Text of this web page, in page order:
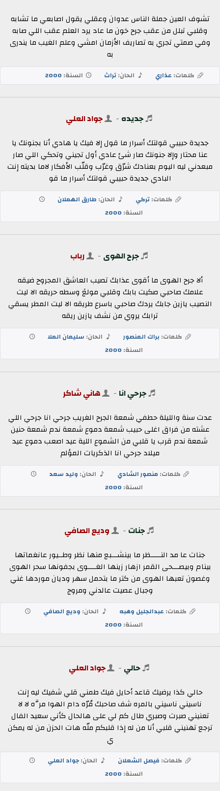
تشوف العين جملة الناس عدوان وعقلي يقول اصابعي ما تشابه
وقلبي تبلل من عقب جرح خون ما عاد يرد العلم عقب اللي صابه
وفي صمتي تجري به تصاريف الأزمان امشي وعلم الغيب ما يندرى
به
كلمات: عذاري الحان:تراث السنة: 2000
جديده - جواد العلي
جديدة حبيبي قولتك أسرار ما قول إلا فيك يا هادي أنا بجنونك يا
عنا محتار وإلا جنونك صار شئ عادي أول تجيني وتحكي اللي صار
مبعدني ليه اليوم بعنادك شرّق وغرّب وقلّب الأفكار لاما بديته إنت
البادي جديدة حبيبي قولتك أسرار ما قو
كلمات:تركي الحان: طارق الهملان
السنة: 2000
جرح الهوى - رباب
ألا جرح الهوى ما أقوى عذابك تصيب العاشق المجروح ضيقه
علامك صاحبي صكيت بابك وقلبي مولعً وسطه حريقه الا ليت
النصيب يازين جابك يردك صاحبي باسرع طريقه الا ليت المطر يسقي
ترابك يروي من نشف يازين ريقه
كلمات: براك المنصور الحان: سليمان الملا
السنة: 2000
جرحي انا - هاني شاكر
عدت سنة والليلة حطفي شمعة الجرح الغريب جرحي انا جرحي اللي
عشته من فراق اغلى حبيب شمعة دموع شمعة ندم شمعة حنين
شمعة ندم قرب يا قلبي من الشموع اللية عيد اصعب دموع عيد
ميلاد جرحي انا الذكريات المؤلم
كلمات: منصور الشادي الحان: وليد سعد
السنة: 2000
جنات - وديع الصافي
جنات عا مد النـــــظر ما بينشـــبع منها نظر وطــيور عانغماتها
بينام وبيصـــحى القمر ازهار زينها الغــــوى بجفونها سحر الهوى
وغصون تعبها الهوى من كتر ما بتحمل سهر وديان موردها غني
وجبال عصيت عالدني ومروج
كلمات: عبدالجليل وهبه الحان: وديع الصافي
السنة: 2000
حالي - جواد العلي
حالي كذا يرضيك قاعد أحايل فيك طمني قلي شفيك ليه إنت
ناسيني ناسيني بالمره شف صاحبك مُرّه دام الهوا مرَّه لا لا
تعنيني صبرت وصبري طال كم لي على هالحال كأني سعيد الفال
ترجع تهنيني قلبي أنا من له إذا قلبكم ملّه هات الحزن من له يمكن
ي
كلمات: فيصل الشعلان الحان:جواد العلي
السنة: 2000